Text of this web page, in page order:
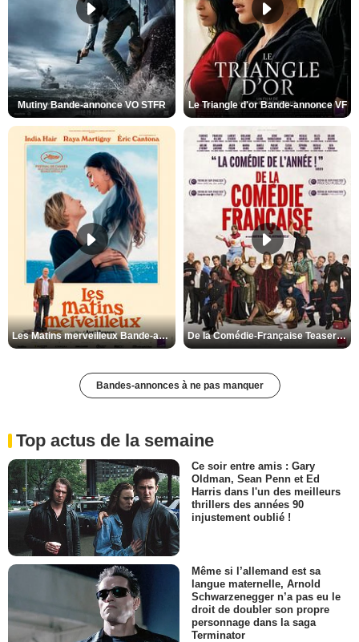
Mutiny Bande-annonce VO STFR Le Triangle d'or Bande-annonce VF
Les Matins merveilleux Bande-annonce VF De la Comédie-Française Teaser VF
Bandes-annonces à ne pas manquer
Top actus de la semaine
Ce soir entre amis : Gary
Oldman, Sean Penn et Ed
Harris dans l'un des meilleurs
thrillers des années 90
injustement oublié !
Même si l’allemand est sa
langue maternelle, Arnold
Schwarzenegger n’a pas eu le
droit de doubler son propre
personnage dans la saga
Terminator